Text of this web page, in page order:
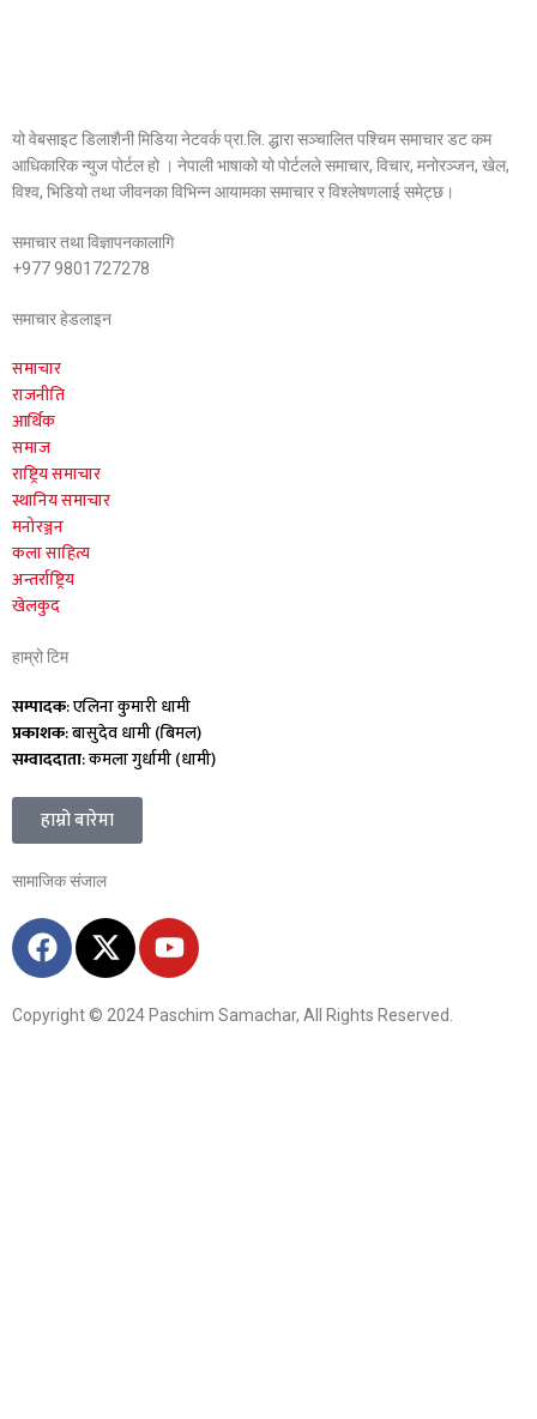
यो वेबसाइट डिलाशैनी मिडिया नेटवर्क प्रा.लि. द्धारा सञ्चालित पश्चिम समाचार डट कम
आधिकारिक न्युज पोर्टल हो । नेपाली भाषाको यो पोर्टलले समाचार, विचार, मनोरञ्जन, खेल,
विश्व, भिडियो तथा जीवनका विभिन्न आयामका समाचार र विश्लेषणलाई समेट्छ।
समाचार तथा विज्ञापनकालागि
+977 9801727278
समाचार हेडलाइन
समाचार
राजनीति
आर्थिक
समाज
राष्ट्रिय समाचार
स्थानिय समाचार
मनोरञ्जन
कला साहित्य
अन्तर्राष्ट्रिय
खेलकुद
हाम्रो टिम
सम्पादक: एलिना कुमारी धामी
प्रकाशक: बासुदेव धामी (बिमल)
सम्वाददाता: कमला गुर्धामी (धामी)
हाम्रो बारेमा
सामाजिक संजाल
Copyright © 2024 Paschim Samachar, All Rights Reserved.